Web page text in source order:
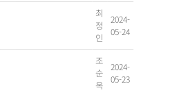
최
정
인
2024-
05-24
조
순
옥
2024-
05-23